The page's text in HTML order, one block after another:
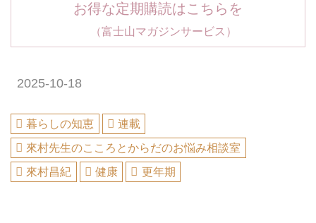
お得な定期購読はこちらを
（富士山マガジンサービス）
2025-10-18
暮らしの知恵
連載
來村先生のこころとからだのお悩み相談室
來村昌紀
健康 更年期